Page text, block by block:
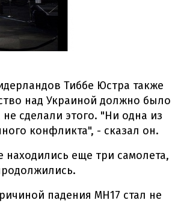
Тиббе Юстра также
над Украиной должно было
сделали этого. "Ни одна из
конфликта", - сказал он.
еще три самолета,
падения МН17 стал не